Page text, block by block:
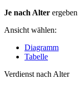
Je nach Alter
Ansicht wählen:
Diagramm
Tabelle
Verdienst nach Alter